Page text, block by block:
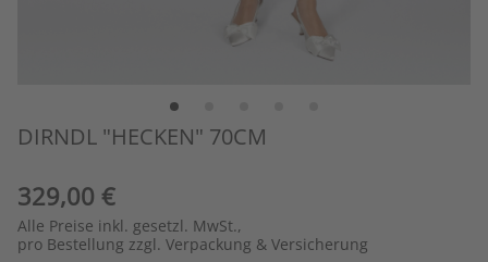
DIRNDL "HECKEN" 70CM
329,00 €
Alle Preise inkl. gesetzl. MwSt.,
pro Bestellung zzgl. Verpackung & Versicherung